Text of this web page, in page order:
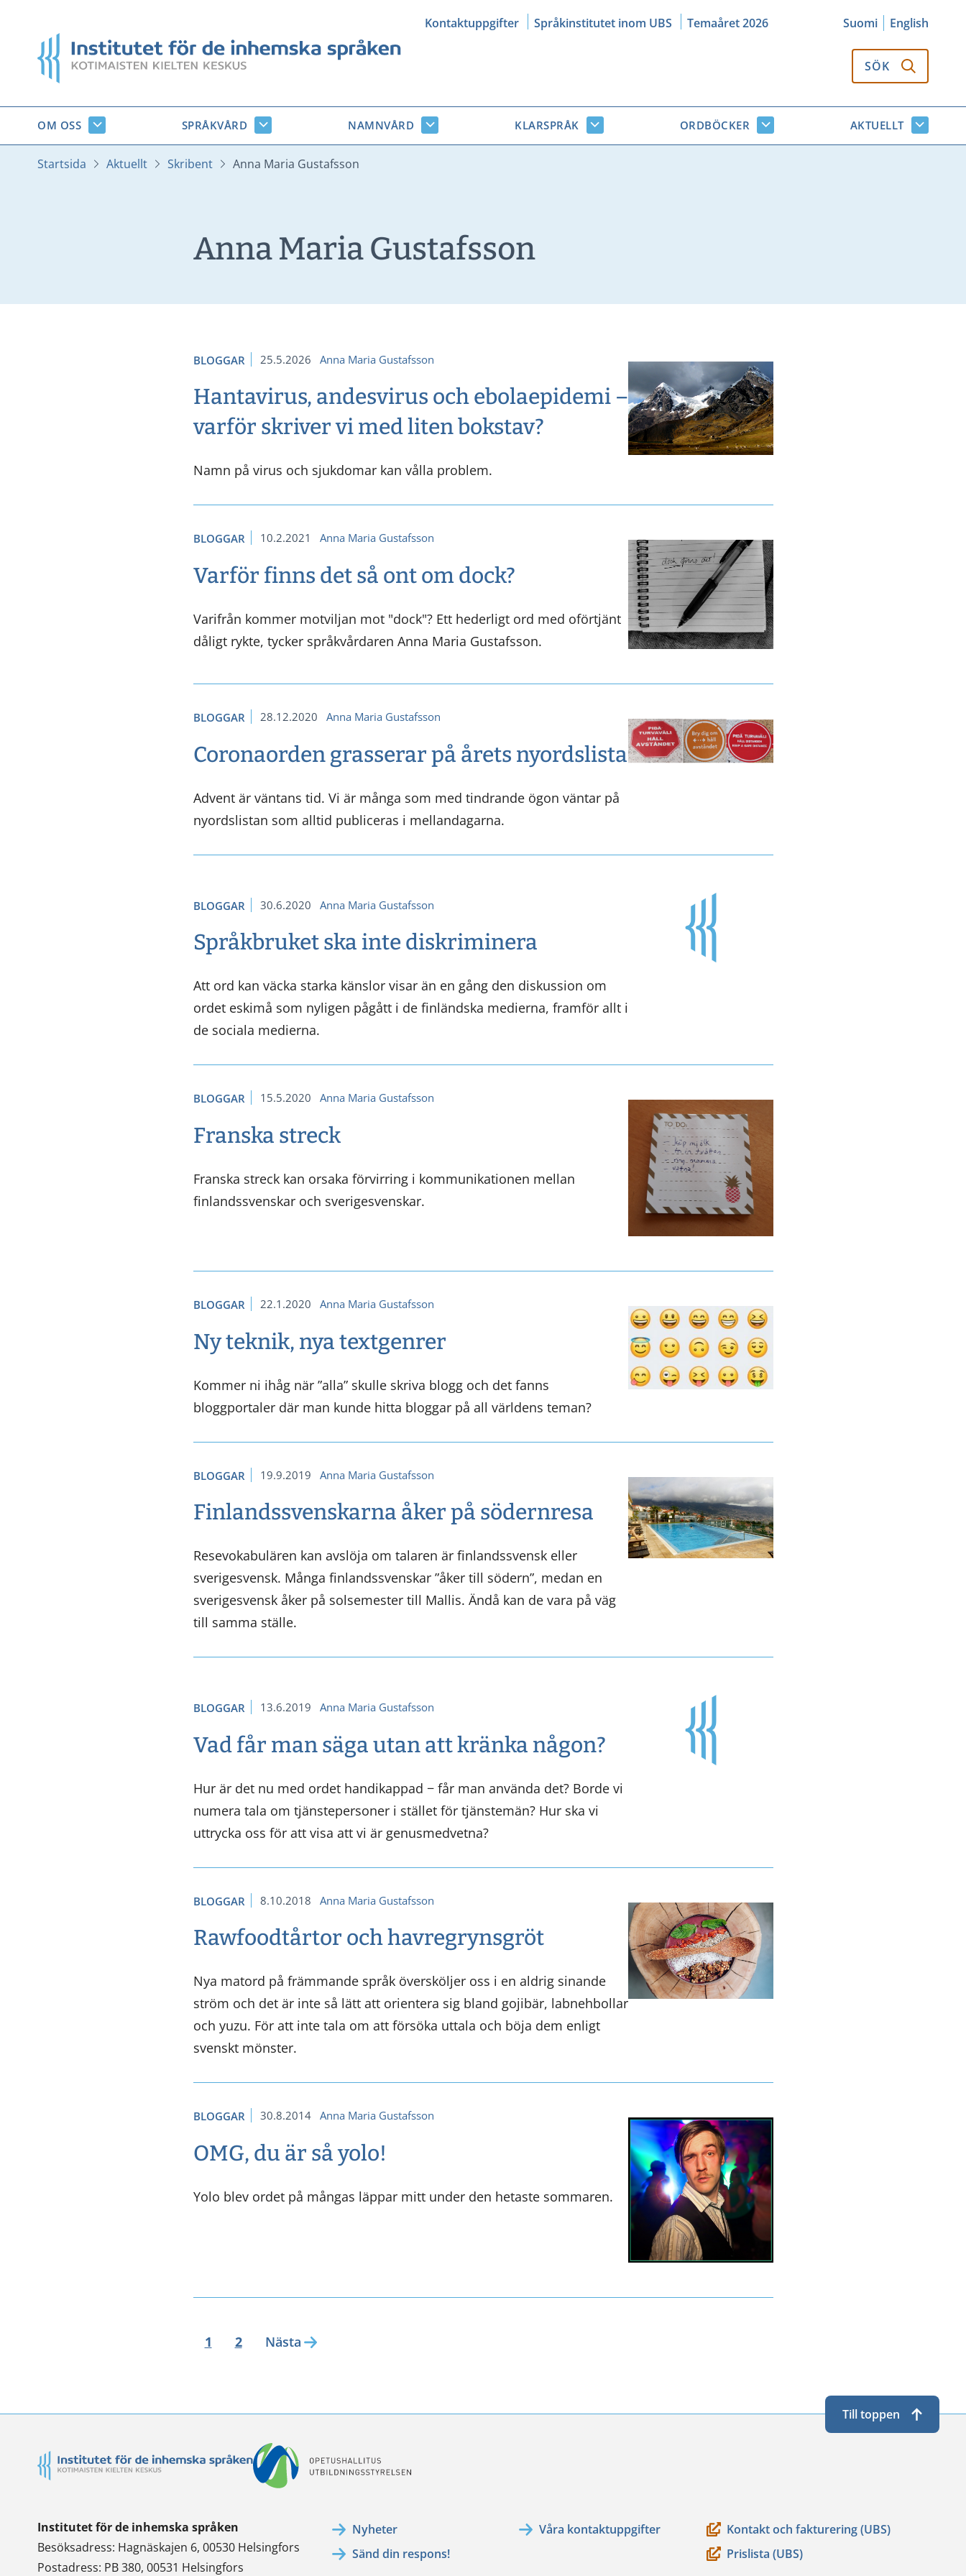
innehåll
Kontaktuppgifter Språkinstitutet inom UBS Temaåret 2026 Suomi
English
Startsida
SÖK
OM OSS
Om
oss
undersidor
SPRÅKVÅRD
Språkvård
undersidor
NAMNVÅRD
Namnvård
undersidor
KLARSPRÅK
Klarspråk
undersidor
ORDBÖCKER
Ordböcker
undersidor
AKTUELLT
Aktuellt
Startsida
Aktuellt Skribent Anna Maria Gustafsson
Anna Maria Gustafsson
BLOGGAR 25.5.2026 Anna Maria Gustafsson
Hantavirus, andesvirus och ebolaepidemi –
varför skriver vi med liten bokstav?
Namn på virus och sjukdomar kan vålla problem.
BLOGGAR 10.2.2021 Anna Maria Gustafsson
Varför finns det så ont om dock?
Varifrån kommer motviljan mot "dock"? Ett hederligt ord med oförtjänt
dåligt rykte, tycker språkvårdaren Anna Maria Gustafsson.
BLOGGAR 28.12.2020 Anna Maria Gustafsson
Coronaorden grasserar på årets nyordslista
Advent är väntans tid. Vi är många som med tindrande ögon väntar på
nyordslistan som alltid publiceras i mellandagarna.
BLOGGAR 30.6.2020 Anna Maria Gustafsson
Språkbruket ska inte diskriminera
Att ord kan väcka starka känslor visar än en gång den diskussion om
ordet eskimå som nyligen pågått i de finländska medierna, framför allt i
de sociala medierna.
BLOGGAR 15.5.2020 Anna Maria Gustafsson
Franska streck
Franska streck kan orsaka förvirring i kommunikationen mellan
finlandssvenskar och sverigesvenskar.
BLOGGAR 22.1.2020 Anna Maria Gustafsson
Ny teknik, nya textgenrer
Kommer ni ihåg när ”alla” skulle skriva blogg och det fanns
bloggportaler där man kunde hitta bloggar på all världens teman?
BLOGGAR 19.9.2019 Anna Maria Gustafsson
Finlandssvenskarna åker på södernresa
Resevokabulären kan avslöja om talaren är finlandssvensk eller
sverigesvensk. Många finlandssvenskar ”åker till södern”, medan en
sverigesvensk åker på solsemester till Mallis. Ändå kan de vara på väg
till samma ställe.
BLOGGAR 13.6.2019 Anna Maria Gustafsson
Vad får man säga utan att kränka någon?
Hur är det nu med ordet handikappad − får man använda det? Borde vi
numera tala om tjänstepersoner i stället för tjänstemän? Hur ska vi
uttrycka oss för att visa att vi är genusmedvetna?
BLOGGAR 8.10.2018 Anna Maria Gustafsson
Rawfoodtårtor och havregrynsgröt
Nya matord på främmande språk översköljer oss i en aldrig sinande
ström och det är inte så lätt att orientera sig bland gojibär, labnehbollar
och yuzu. För att inte tala om att försöka uttala och böja dem enligt
svenskt mönster.
BLOGGAR 30.8.2014 Anna Maria Gustafsson
OMG, du är så yolo!
Yolo blev ordet på mångas läppar mitt under den hetaste sommaren.
1 2 Nästa
Institutet för de inhemska språken
Besöksadress: Hagnäskajen 6, 00530 Helsingfors
Postadress: PB 380, 00531 Helsingfors
Nyheter
Sänd din respons!
Våra kontaktuppgifter
Kontakt och fakturering (UBS)
Prislista (UBS)
Till toppen